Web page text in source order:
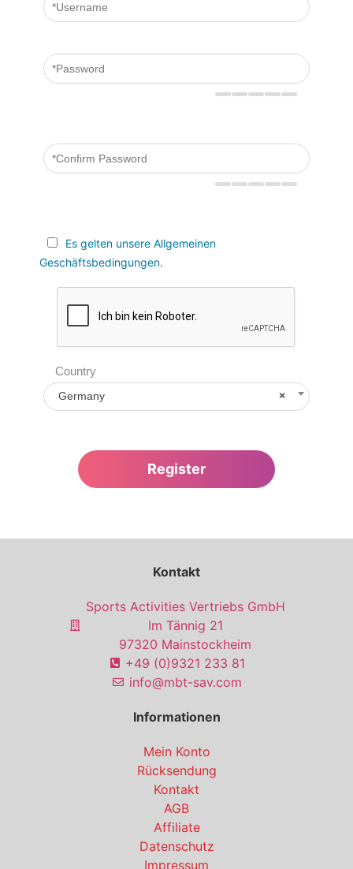
Es gelten unsere Allgemeinen
Geschäftsbedingungen.
Country
×
Germany
Kontakt
Sports Activities Vertriebs GmbH
Im Tännig 21
97320 Mainstockheim
+49 (0)9321 233 81
info@mbt-sav.com
Informationen
Mein Konto
Rücksendung
Kontakt
AGB
Affiliate
Datenschutz
Impressum